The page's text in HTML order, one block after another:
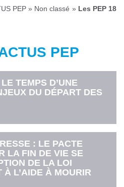
PEP» Non classé » Les PEP 18
PEP
TEMPS D’UNE
DU DÉPART DES
: LE PACTE
LA FIN DE VIE SE
DE LA LOI
À L’AIDE À MOURIR